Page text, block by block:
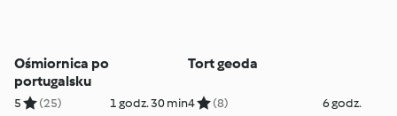
Ośmiornica po
portugalsku
5 (25) 1 godz. 30 min
Tort geoda
4 (8) 6 godz.